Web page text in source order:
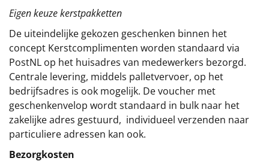
Eigen keuze kerstpakketten
De uiteindelijke gekozen geschenken binnen het
concept Kerstcomplimenten worden standaard via
PostNL op het huisadres van medewerkers bezorgd.
Centrale levering, middels palletvervoer, op het
bedrijfsadres is ook mogelijk. De voucher met
geschenkenvelop wordt standaard in bulk naar het
zakelijke adres gestuurd, individueel verzenden naar
particuliere adressen kan ook.
Bezorgkosten